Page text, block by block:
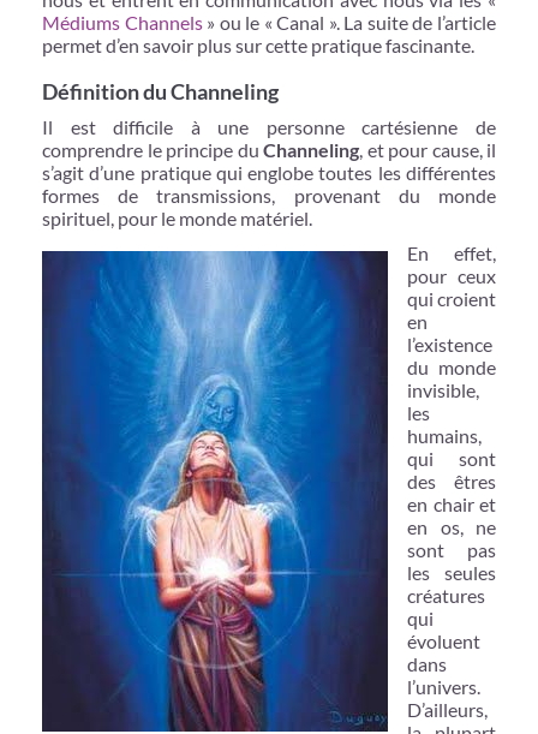
Médiums Channels» ou le « Canal ». La suite de l’article
permet d’en savoir plus sur cette pratique fascinante.
Définition du Channeling
Il est difficile à une personne cartésienne de
comprendre le principe du Channeling , et pour cause, il
s’agit d’une pratique qui englobe toutes les différentes
formes de transmissions, provenant du monde
spirituel, pour le monde matériel.
En effet,
pour ceux
qui croient
en
l’existence
du monde
invisible,
les
humains,
qui sont
des êtres
en chair et
en os, ne
sont pas
les seules
créatures
qui
évoluent
dans
l’univers.
D’ailleurs,